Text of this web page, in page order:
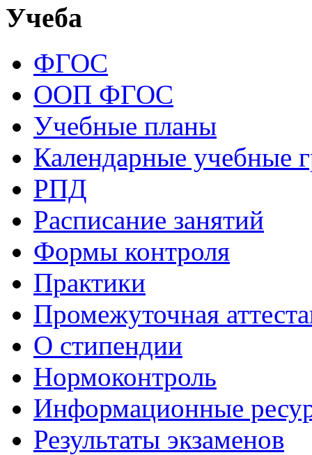
Учеба
ФГОС
ООП ФГОС
Учебные планы
Календарные учебные
РПД
Расписание занятий
Формы контроля
Практики
Промежуточная
О стипендии
Нормоконтроль
Информационные
Результаты экзаменов